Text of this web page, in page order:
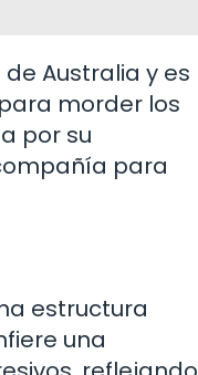
Australia y es
morder los
por su
para
estructura
una